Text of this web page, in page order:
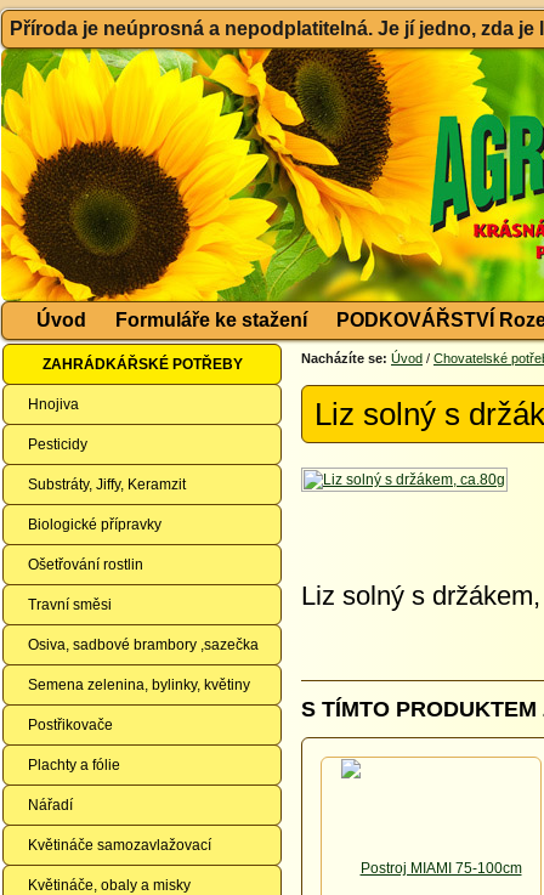
Příroda je neúprosná a nepodplatitelná. Je jí jedno, zda
Úvod Formuláře ke stažení PODKOVÁŘSTVÍ
ZAHRÁDKÁŘSKÉ POTŘEBY
Hnojiva
Pesticidy
Substráty, Jiffy, Keramzit
Biologické přípravky
Ošetřování rostlin
Travní směsi
Osiva, sadbové brambory ,sazečka
Semena zelenina, bylinky, květiny
Postřikovače
Plachty a fólie
Nářadí
Květináče samozavlažovací
Květináče, obaly a misky
Nacházíte se: Úvod / Chovatelské
Liz solný s
Liz solný s
S TÍMTO